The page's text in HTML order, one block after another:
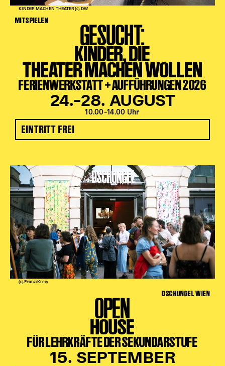
KINDER MACHEN THEATER (c) DW
MITSPIELEN GESUCHT:
KINDER, DIE
THEATER MACHEN WOLLEN
FERIENWERKSTATT + AUFFÜHRUNGEN 2026
24.–28. AUGUST
10.00–14.00 Uhr
EINTRITT FREI
(c) Franzi Kreis
DSCHUNGEL WIEN
OPEN
HOUSE
FÜR LEHRKRÄFTE DER SEKUNDARSTUFE
15. SEPTEMBER